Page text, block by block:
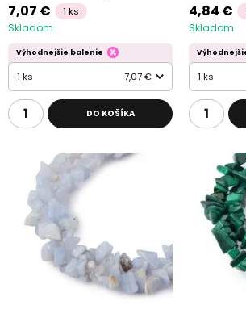
7,07 € 1 ks
Skladom
Výhodnejšie balenie
1 ks 7,07 €
DO KOŠÍKA
4,84 €
Skladom
1 ks